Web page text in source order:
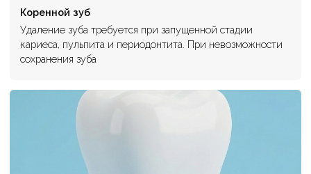
Коренной зуб
Удаление зуба требуется при запущенной стадии
кариеса, пульпита и периодонтита. При невозможности
сохранения зуба